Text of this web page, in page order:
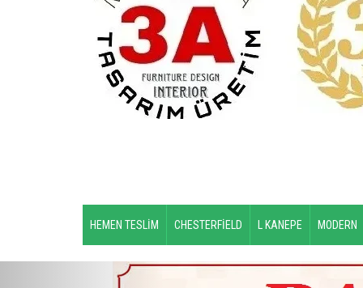
HEMEN TESLİM CHESTERFİELD L KANEPE MODERN